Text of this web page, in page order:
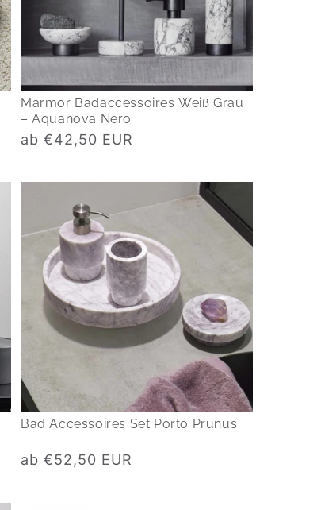
Marmor Badaccessoires Weiß Grau
– Aquanova Nero
Normaler
ab €42,50 EUR
Bad Accessoires Set Porto Prunus
Normaler
ab €52,50 EUR